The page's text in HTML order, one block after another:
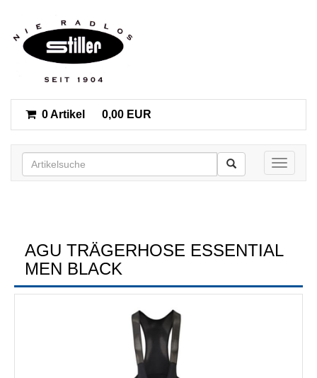
0 Artikel 0,00 EUR
Toggle
AGU TRÄGERHOSE ESSENTIAL
MEN BLACK